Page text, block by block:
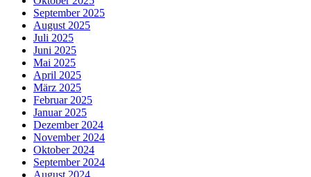
September 2025
August 2025
Juli 2025
Juni 2025
Mai 2025
April 2025
März 2025
Februar 2025
Januar 2025
Dezember 2024
November 2024
Oktober 2024
September 2024
August 2024